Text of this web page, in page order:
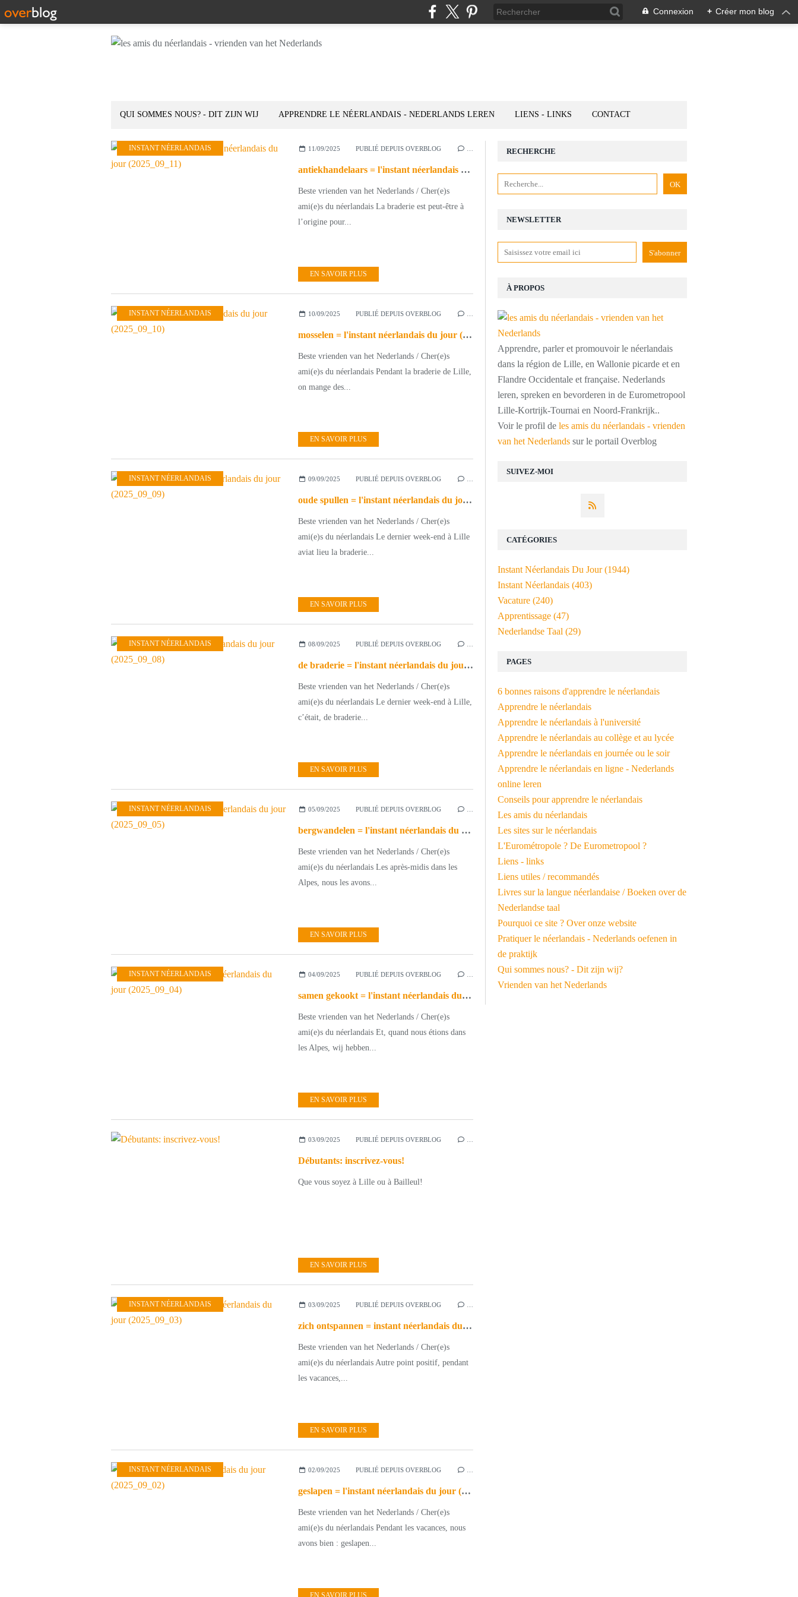
Connexion + Créer mon blog
QUI SOMMES NOUS? - DIT ZIJN WIJ APPRENDRE LE NÉERLANDAIS - NEDERLANDS LEREN LIENS - LINKS CONTACT
INSTANT NÉERLANDAIS 11/09/2025 PUBLIÉ DEPUIS OVERBLOG
antiekhandelaars = l'instant néerlandais du jour (2025_09_11)
Beste vrienden van het Nederlands / Cher(e)s
ami(e)s du néerlandais La braderie est peut-être à
l’origine pour...
EN SAVOIR PLUS
INSTANT NÉERLANDAIS 10/09/2025 PUBLIÉ DEPUIS OVERBLOG
mosselen = l'instant néerlandais du jour (2025_09_10)
Beste vrienden van het Nederlands / Cher(e)s
ami(e)s du néerlandais Pendant la braderie de Lille,
on mange des...
EN SAVOIR PLUS
INSTANT NÉERLANDAIS 09/09/2025 PUBLIÉ DEPUIS OVERBLOG
oude spullen = l'instant néerlandais du jour (2025_09_09)
Beste vrienden van het Nederlands / Cher(e)s
ami(e)s du néerlandais Le dernier week-end à Lille
aviat lieu la braderie...
EN SAVOIR PLUS
INSTANT NÉERLANDAIS 08/09/2025 PUBLIÉ DEPUIS OVERBLOG
de braderie = l'instant néerlandais du jour (2025_09_08)
Beste vrienden van het Nederlands / Cher(e)s
ami(e)s du néerlandais Le dernier week-end à Lille,
c’était, de braderie...
EN SAVOIR PLUS
INSTANT NÉERLANDAIS 05/09/2025 PUBLIÉ DEPUIS OVERBLOG
bergwandelen = l'instant néerlandais du jour (2025_09_05)
Beste vrienden van het Nederlands / Cher(e)s
ami(e)s du néerlandais Les après-midis dans les
Alpes, nous les avons...
EN SAVOIR PLUS
INSTANT NÉERLANDAIS 04/09/2025 PUBLIÉ DEPUIS OVERBLOG
samen gekookt = l'instant néerlandais du jour (2025_09_04)
Beste vrienden van het Nederlands / Cher(e)s
ami(e)s du néerlandais Et, quand nous étions dans
les Alpes, wij hebben...
EN SAVOIR PLUS
03/09/2025 PUBLIÉ DEPUIS OVERBLOG
Débutants: inscrivez-vous!
Que vous soyez à Lille ou à Bailleul!
EN SAVOIR PLUS
INSTANT NÉERLANDAIS 03/09/2025 PUBLIÉ DEPUIS OVERBLOG
zich ontspannen = instant néerlandais du jour (2025_09_03)
Beste vrienden van het Nederlands / Cher(e)s
ami(e)s du néerlandais Autre point positif, pendant
les vacances,...
EN SAVOIR PLUS
INSTANT NÉERLANDAIS 02/09/2025 PUBLIÉ DEPUIS OVERBLOG
geslapen = l'instant néerlandais du jour (2025_09_02)
Beste vrienden van het Nederlands / Cher(e)s
ami(e)s du néerlandais Pendant les vacances, nous
avons bien : geslapen...
EN SAVOIR PLUS
NEWSLETTER
SUIVEZ-MOI
RECHERCHE
À PROPOS
Apprendre, parler et promouvoir le néerlandais
dans la région de Lille, en Wallonie picarde et en
Flandre Occidentale et française. Nederlands
leren, spreken en bevorderen in de Eurometropool
Lille-Kortrijk-Tournai en Noord-Frankrijk..
Voir le profil de les amis du néerlandais - vrienden
van het Nederlands sur le portail Overblog
PAGES
6 bonnes raisons d'apprendre le néerlandais
Apprendre le néerlandais
Apprendre le néerlandais à l'université
Apprendre le néerlandais au collège et au lycée
Apprendre le néerlandais en journée ou le soir
Apprendre le néerlandais en ligne - Nederlands
online leren
Conseils pour apprendre le néerlandais
Les amis du néerlandais
Les sites sur le néerlandais
L'Eurométropole ? De Eurometropool ?
Liens - links
Liens utiles / recommandés
Livres sur la langue néerlandaise / Boeken over de
Nederlandse taal
Pourquoi ce site ? Over onze website
Pratiquer le néerlandais - Nederlands oefenen in
de praktijk
Qui sommes nous? - Dit zijn wij?
Vrienden van het Nederlands
CATÉGORIES
Instant Néerlandais Du Jour(1944)
Instant Néerlandais (403)
Vacature (240)
Apprentissage (47)
Nederlandse Taal (29)